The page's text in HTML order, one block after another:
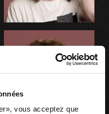
vous acceptez que